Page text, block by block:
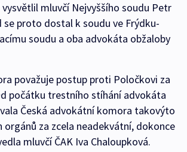
vysvětlil mluvčí Nejvyššího soudu Petr
se proto dostal k soudu ve Frýdku-
soudu a oba advokáta obžaloby
považuje postup proti Poločkovi za
počátku trestního stíhání advokáta
Česká advokátní komora takovýto
za zcela neadekvátní, dokonce
mluvčí ČAK Iva Chaloupková.